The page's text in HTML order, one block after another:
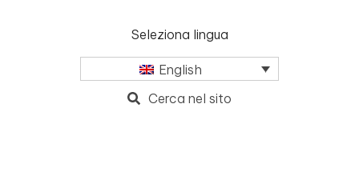
Seleziona lingua
English
Cerca nel sito